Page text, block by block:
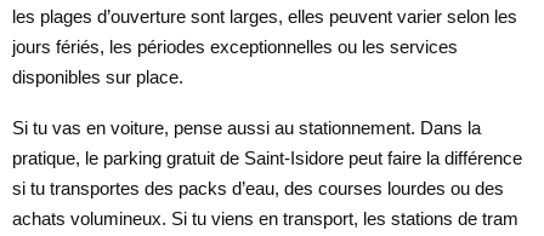
les plages d’ouverture sont larges, elles peuvent varier selon les
jours fériés, les périodes exceptionnelles ou les services
disponibles sur place.
Si tu vas en voiture, pense aussi au stationnement. Dans la
pratique, le parking gratuit de Saint-Isidore peut faire la différence
si tu transportes des packs d’eau, des courses lourdes ou des
achats volumineux. Si tu viens en transport, les stations de tram